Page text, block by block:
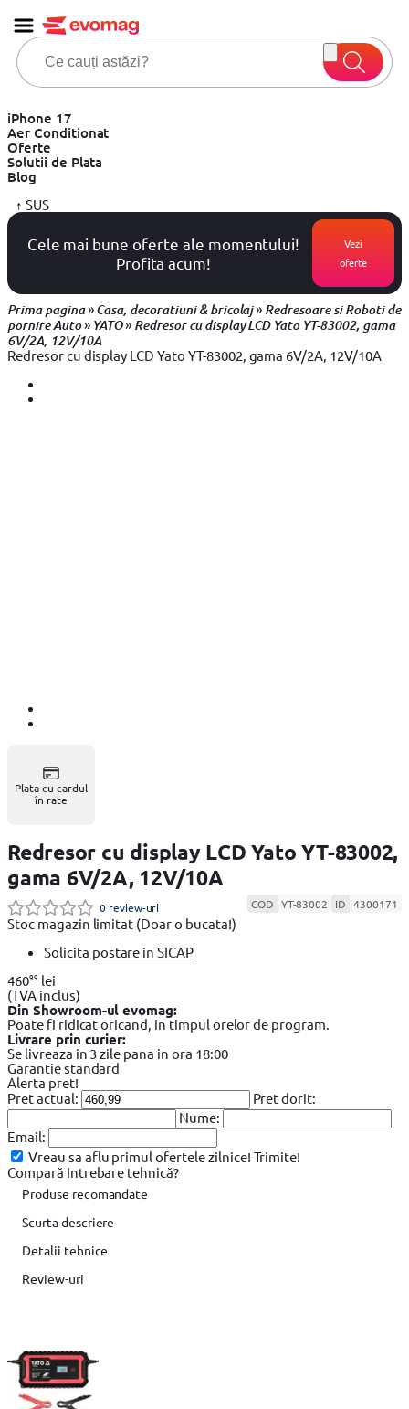
iPhone 17
Aer Conditionat
Oferte
Solutii de Plata
Blog
↑ SUS
Cele mai bune oferte ale momentului!
Profita acum!
Vezi
oferte
Prima pagina»Casa, decoratiuni & bricolaj» Redresoare si Roboti de
pornire Auto» YATO» Redresor cu display LCD Yato YT-83002, gama
6V/2A, 12V/10A
Redresor cu display LCD Yato YT-83002, gama 6V/2A, 12V/10A
Plata cu cardul
în rate
Redresor cu display LCD Yato YT-83002,
gama 6V/2A, 12V/10A
0 review-uri COD YT-83002 ID 4300171
Stoc magazin limitat (Doar o bucata!)
Solicita postare in SICAP
46099 lei
(TVA inclus)
Din Showroom-ul evomag:
Poate fi ridicat oricand, in timpul orelor de program.
Livrare prin curier:
Se livreaza in 3 zile pana in ora 18:00
Garantie standard
Alerta pret!
Pret actual:
Pret dorit:
Nume:
Email:
Vreau sa aflu primul ofertele zilnice! Trimite!
Compară Intrebare tehnică?
Produse recomandate
Scurta descriere
Detalii tehnice
Review-uri